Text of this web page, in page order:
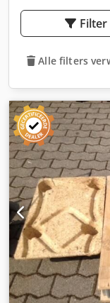
Filter
Alle filters